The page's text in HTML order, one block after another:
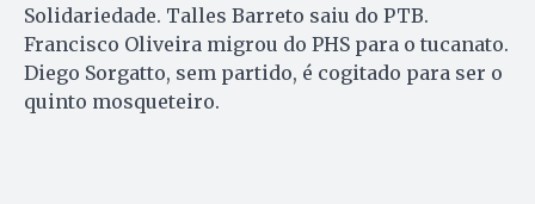
Solidariedade. Talles Barreto saiu do PTB.
Francisco Oliveira migrou do PHS para o tucanato.
Diego Sorgatto, sem partido, é cogitado para ser o
quinto mosqueteiro.